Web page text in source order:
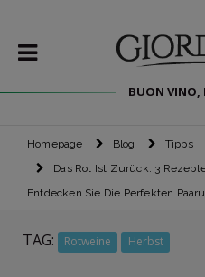
BUON VINO,
WEINE
SPIRITOUSEN
Homepage Blog
Tipps
Das Rot Ist Zurück: 3
Entdecken Sie Die Perfekten
TAG: Rotweine Herbst
HIER
5€
Der Code wird dir